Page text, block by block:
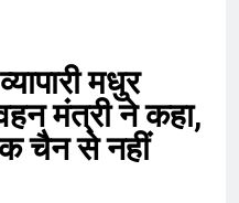
मधुर
मंत्री ने कहा,
चैन से नहीं